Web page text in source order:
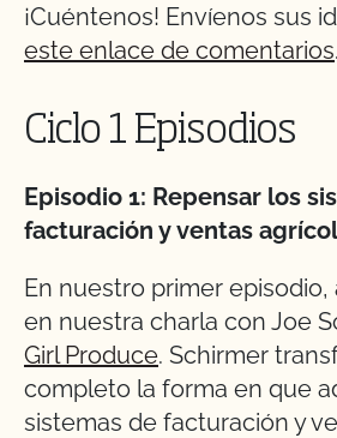
¡Cuéntenos! Envíenos sus
este enlace de comentarios.
Ciclo 1 Episodios
Episodio 1: Repensar los
facturación y ventas
En nuestro primer
en nuestra charla con Joe
Girl Produce. Schirmer
completo la forma en que
sistemas de facturación y